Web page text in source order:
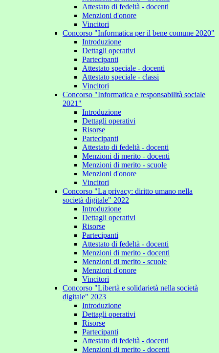
Attestato di fedeltà - docenti
Menzioni d'onore
Vincitori
Concorso "Informatica per il bene comune 2020"
Introduzione
Dettagli operativi
Partecipanti
Attestato speciale - docenti
Attestato speciale - classi
Vincitori
Concorso "Informatica e responsabilità sociale
2021"
Introduzione
Dettagli operativi
Risorse
Partecipanti
Attestato di fedeltà - docenti
Menzioni di merito - docenti
Menzioni di merito - scuole
Menzioni d'onore
Vincitori
Concorso "La privacy: diritto umano nella
società digitale" 2022
Introduzione
Dettagli operativi
Risorse
Partecipanti
Attestato di fedeltà - docenti
Menzioni di merito - docenti
Menzioni di merito - scuole
Menzioni d'onore
Vincitori
Concorso "Libertà e solidarietà nella società
digitale" 2023
Introduzione
Dettagli operativi
Risorse
Partecipanti
Attestato di fedeltà - docenti
Menzioni di merito - docenti